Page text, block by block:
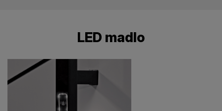
LED madlo